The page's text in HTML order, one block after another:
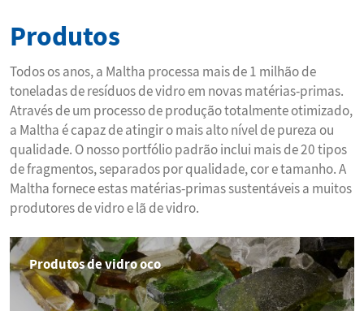
Produtos
Todos os anos, a Maltha processa mais de 1 milhão de
toneladas de resíduos de vidro em novas matérias-primas.
Através de um processo de produção totalmente otimizado,
a Maltha é capaz de atingir o mais alto nível de pureza ou
qualidade. O nosso portfólio padrão inclui mais de 20 tipos
de fragmentos, separados por qualidade, cor e tamanho. A
Maltha fornece estas matérias-primas sustentáveis a muitos
produtores de vidro e lã de vidro.
Produtos de vidro oco